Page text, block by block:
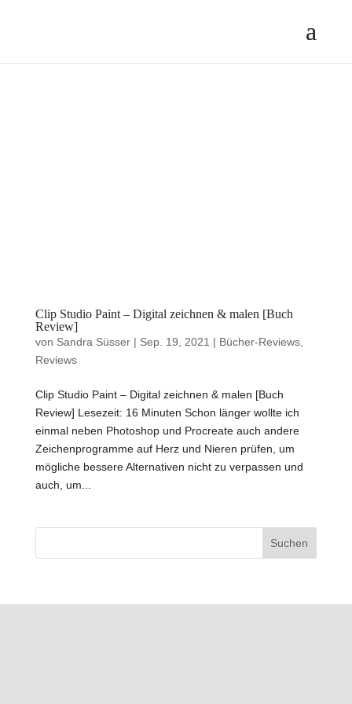
Clip Studio Paint – Digital zeichnen & malen [Buch
Review]
von Sandra Süsser| Sep. 19, 2021 | Bücher-Reviews,
Reviews
Clip Studio Paint – Digital zeichnen & malen [Buch
Review] Lesezeit: 16 Minuten Schon länger wollte ich
einmal neben Photoshop und Procreate auch andere
Zeichenprogramme auf Herz und Nieren prüfen, um
mögliche bessere Alternativen nicht zu verpassen und
auch, um...